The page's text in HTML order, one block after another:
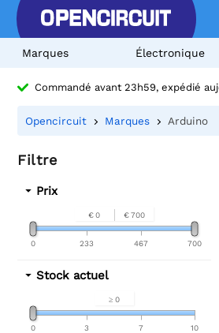
Marques Électronique
Commandé avant 23h59, expédié
Opencircuit Marques Arduino
Filtre
Prix
€ 0 € 700
0 700
233 467
Stock actuel
≥ 0
0 10
3 7